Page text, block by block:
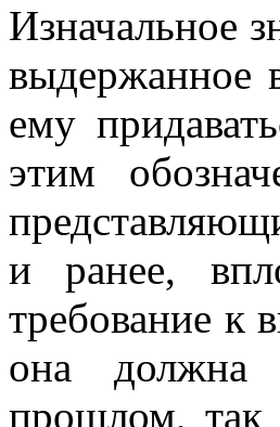
Изначальное
выдержанное
ему
этим
и ранее,
требование к
она должна
прошлом, так